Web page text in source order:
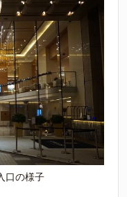
口の様子